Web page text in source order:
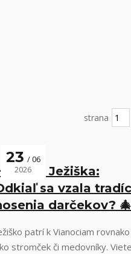
strana
Ježiška:
sa vzala
darčekov?
23
06
2026
patrí k Vianociam rovnako
stromček či medovníky. Viete